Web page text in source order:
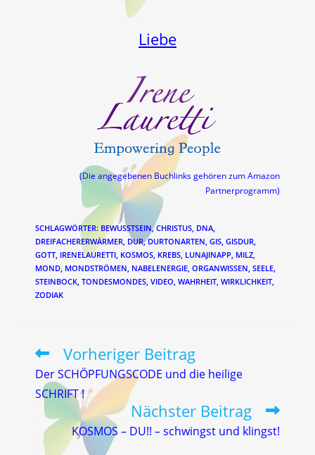
Liebe
(Die angegebenen Buchlinks gehören zum Amazon
Partnerprogramm)
SCHLAGWÖRTER: BEWUSSTSEIN, CHRISTUS, DNA,
DREIFACHERERWÄRMER, DUR, DURTONARTEN, GIS, GISDUR,
GOTT, IRENELAURETTI, KOSMOS, KREBS, LUNAJINAPP, MILZ,
MOND, MONDSTRÖMEN, NABELENERGIE, ORGANWISSEN, SEELE,
STEINBOCK, TONDESMONDES, VIDEO, WAHRHEIT, WIRKLICHKEIT,
ZODIAK
Weitere
ansehen
Vorheriger Beitrag
Der SCHÖPFUNGSCODE und die heilige
SCHRIFT !
Nächster Beitrag
KOSMOS – DU!! – schwingst und klingst!